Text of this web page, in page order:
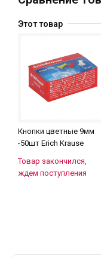
Этот товар
Кнопки цветные 9мм
-50шт Erich Krause
Товар закончился,
ждем поступления